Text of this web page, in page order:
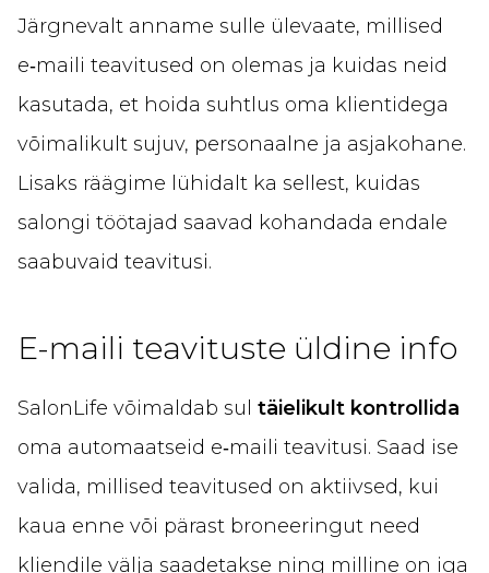
Järgnevalt anname sulle ülevaate, millised
e‑maili teavitused on olemas ja kuidas neid
kasutada, et hoida suhtlus oma klientidega
võimalikult sujuv, personaalne ja asjakohane.
Lisaks räägime lühidalt ka sellest, kuidas
salongi töötajad saavad kohandada endale
saabuvaid teavitusi.
E-maili teavituste üldine info
SalonLife võimaldab sul täielikult kontrollida
oma automaatseid e‑maili teavitusi. Saad ise
valida, millised teavitused on aktiivsed, kui
kaua enne või pärast broneeringut need
kliendile välja saadetakse ning milline on iga